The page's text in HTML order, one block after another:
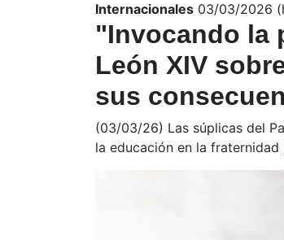
Internacionales 03/03/2026
"Invocando la
León XIV
sus
(03/03/26) Las súplicas del
la educación en la